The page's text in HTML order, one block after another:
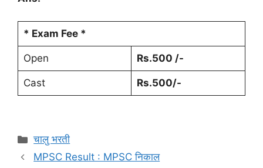
* Exam Fee *
Open Rs.500 /-
Cast Rs.500/-
चालु भरती
MPSC Result : MPSC निकाल